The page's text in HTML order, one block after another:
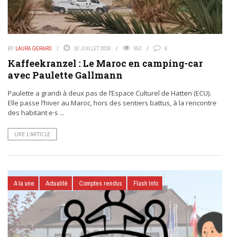
BY LAURA GERARD 16 JUILLET 2026 553 0
Kaffeekranzel : Le Maroc en camping-car
avec Paulette Gallmann
Paulette a grandi à deux pas de l’Espace Culturel de Hatten (ECU).
Elle passe l’hiver au Maroc, hors des sentiers battus, à la rencontre
des habitant·e·s ...
LIRE L’ARTICLE
A la une Actualité Comptes rendus Flash Info